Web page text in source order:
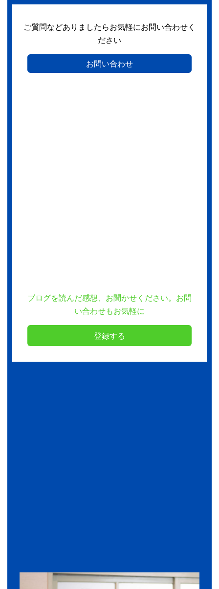
ご質問などありましたらお気軽にお問い合わせく
ださい
お問い合わせ
ブログを読んだ感想、お聞かせください。お問
い合わせもお気軽に
登録する